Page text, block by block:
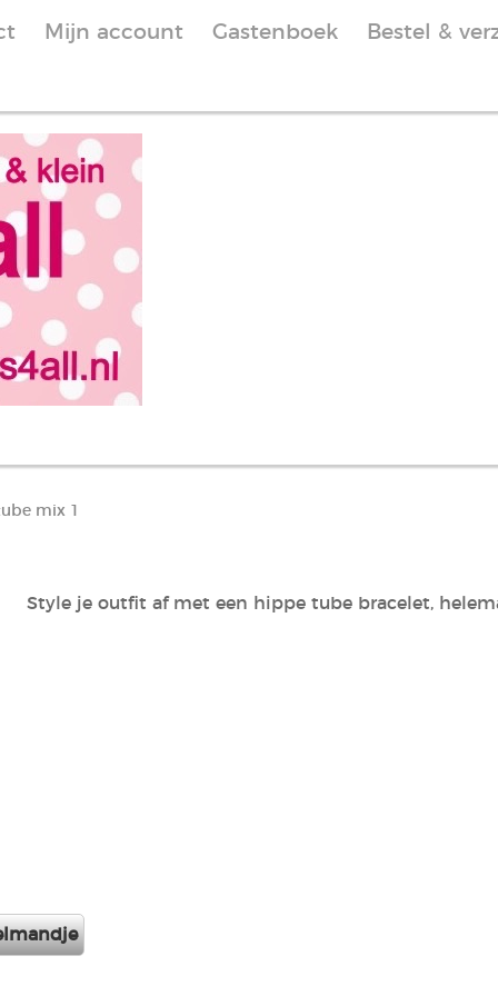
Mijn account Gastenboek Bestel &
mix 1
Style je outfit af met een hippe tube bracelet,